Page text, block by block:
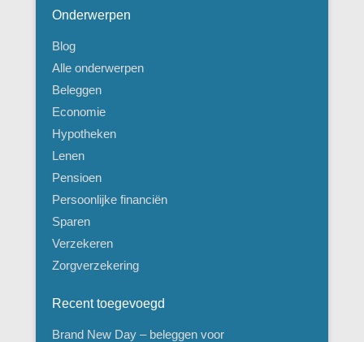
Onderwerpen
Blog
Alle onderwerpen
Beleggen
Economie
Hypotheken
Lenen
Pensioen
Persoonlijke financiën
Sparen
Verzekeren
Zorgverzekering
Recent toegevoegd
Brand New Day – beleggen voor